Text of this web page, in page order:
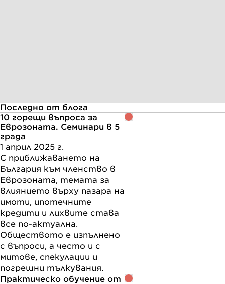
Последно от блога
10 горещи въпроса за
Еврозоната. Семинари в 5
града
1 април 2025 г.
С приближаването на
България към членство в
Еврозоната, темата за
влиянието върху пазара на
имоти, ипотечните
кредити и лихвите става
все по-актуална.
Обществото е изпълнено
с въпроси, а често и с
митове, спекулации и
погрешни тълкувания.
Практическо обучение от